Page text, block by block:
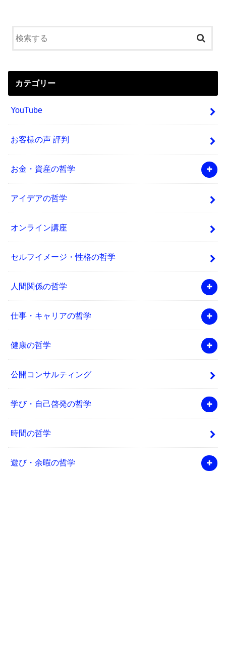
カテゴリー
YouTube
お客様の声 評判
お金・資産の哲学
アイデアの哲学
オンライン講座
セルフイメージ・性格の哲学
人間関係の哲学
仕事・キャリアの哲学
健康の哲学
公開コンサルティング
学び・自己啓発の哲学
時間の哲学
遊び・余暇の哲学